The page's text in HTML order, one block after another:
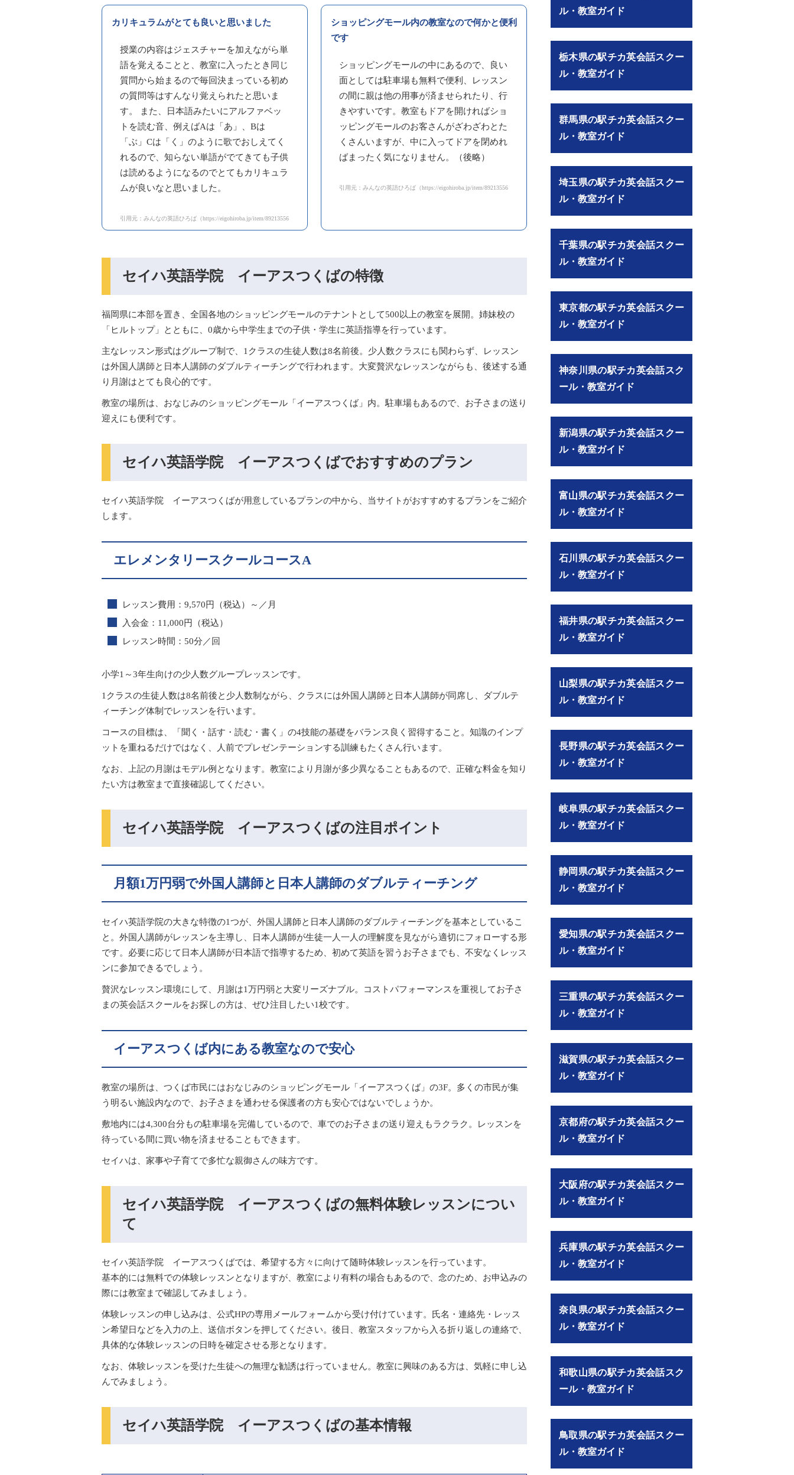
カリキュラムがとても良いと思いました
授業の内容はジェスチャーを加えながら単
語を覚えることと、教室に入ったとき同じ
質問から始まるので毎回決まっている初め
の質問等はすんなり覚えられたと思いま
す。 また、日本語みたいにアルファベッ
トを読む音、例えばAは「あ」、Bは
「ぶ」Cは「く」のように歌でおしえてく
れるので、知らない単語がでてきても子供
は読めるようになるのでとてもカリキュラ
ムが良いなと思いました。
引用元：みんなの英語ひろば（https://eigohiroba.jp/item/89213556）
ショッピングモール内の教室なので何かと便利
です
ショッピングモールの中にあるので、良い
面としては駐車場も無料で便利、レッスン
の間に親は他の用事が済ませられたり、行
きやすいです。教室もドアを開ければショ
ッピングモールのお客さんがざわざわとた
くさんいますが、中に入ってドアを閉めれ
ばまったく気になりません。（後略）
引用元：みんなの英語ひろば（https://eigohiroba.jp/item/89213556）
セイハ英語学院 イーアスつくばの特徴
福岡県に本部を置き、全国各地のショッピングモールのテナントとして500以上の教室を展開。姉妹校の
「ヒルトップ」とともに、0歳から中学生までの子供・学生に英語指導を行っています。
主なレッスン形式はグループ制で、1クラスの生徒人数は8名前後。少人数クラスにも関わらず、レッスン
は外国人講師と日本人講師のダブルティーチングで行われます。大変贅沢なレッスンながらも、後述する通
り月謝はとても良心的です。
教室の場所は、おなじみのショッピングモール「イーアスつくば」内。駐車場もあるので、お子さまの送り
迎えにも便利です。
セイハ英語学院 イーアスつくばでおすすめのプラン
セイハ英語学院 イーアスつくばが用意しているプランの中から、当サイトがおすすめするプランをご紹介
します。
エレメンタリースクールコースA
レッスン費用：9,570円（税込）～／月
入会金：11,000円（税込）
レッスン時間：50分／回
小学1～3年生向けの少人数グループレッスンです。
1クラスの生徒人数は8名前後と少人数制ながら、クラスには外国人講師と日本人講師が同席し、ダブルテ
ィーチング体制でレッスンを行います。
コースの目標は、「聞く・話す・読む・書く」の4技能の基礎をバランス良く習得すること。知識のインプ
ットを重ねるだけではなく、人前でプレゼンテーションする訓練もたくさん行います。
なお、上記の月謝はモデル例となります。教室により月謝が多少異なることもあるので、正確な料金を知り
たい方は教室まで直接確認してください。
セイハ英語学院 イーアスつくばの注目ポイント
月額1万円弱で外国人講師と日本人講師のダブルティーチング
セイハ英語学院の大きな特徴の1つが、外国人講師と日本人講師のダブルティーチングを基本としているこ
と。外国人講師がレッスンを主導し、日本人講師が生徒一人一人の理解度を見ながら適切にフォローする形
です。必要に応じて日本人講師が日本語で指導するため、初めて英語を習うお子さまでも、不安なくレッス
ンに参加できるでしょう。
贅沢なレッスン環境にして、月謝は1万円弱と大変リーズナブル。コストパフォーマンスを重視してお子さ
まの英会話スクールをお探しの方は、ぜひ注目したい1校です。
イーアスつくば内にある教室なので安心
教室の場所は、つくば市民にはおなじみのショッピングモール「イーアスつくば」の3F。多くの市民が集
う明るい施設内なので、お子さまを通わせる保護者の方も安心ではないでしょうか。
敷地内には4,300台分もの駐車場を完備しているので、車でのお子さまの送り迎えもラクラク。レッスンを
待っている間に買い物を済ませることもできます。
セイハは、家事や子育てで多忙な親御さんの味方です。
セイハ英語学院 イーアスつくばの無料体験レッスンについ
て
セイハ英語学院 イーアスつくばでは、希望する方々に向けて随時体験レッスンを行っています。
基本的には無料での体験レッスンとなりますが、教室により有料の場合もあるので、念のため、お申込みの
際には教室まで確認してみましょう。
体験レッスンの申し込みは、公式HPの専用メールフォームから受け付けています。氏名・連絡先・レッス
ン希望日などを入力の上、送信ボタンを押してください。後日、教室スタッフから入る折り返しの連絡で、
具体的な体験レッスンの日時を確定させる形となります。
なお、体験レッスンを受けた生徒への無理な勧誘は行っていません。教室に興味のある方は、気軽に申し込
んでみましょう。
セイハ英語学院 イーアスつくばの基本情報
ル・教室ガイド
栃木県の駅チカ英会話スクー
ル・教室ガイド
群馬県の駅チカ英会話スクー
ル・教室ガイド
埼玉県の駅チカ英会話スクー
ル・教室ガイド
千葉県の駅チカ英会話スクー
ル・教室ガイド
東京都の駅チカ英会話スクー
ル・教室ガイド
神奈川県の駅チカ英会話スク
ール・教室ガイド
新潟県の駅チカ英会話スクー
ル・教室ガイド
富山県の駅チカ英会話スクー
ル・教室ガイド
石川県の駅チカ英会話スクー
ル・教室ガイド
福井県の駅チカ英会話スクー
ル・教室ガイド
山梨県の駅チカ英会話スクー
ル・教室ガイド
長野県の駅チカ英会話スクー
ル・教室ガイド
岐阜県の駅チカ英会話スクー
ル・教室ガイド
静岡県の駅チカ英会話スクー
ル・教室ガイド
愛知県の駅チカ英会話スクー
ル・教室ガイド
三重県の駅チカ英会話スクー
ル・教室ガイド
滋賀県の駅チカ英会話スクー
ル・教室ガイド
京都府の駅チカ英会話スクー
ル・教室ガイド
大阪府の駅チカ英会話スクー
ル・教室ガイド
兵庫県の駅チカ英会話スクー
ル・教室ガイド
奈良県の駅チカ英会話スクー
ル・教室ガイド
和歌山県の駅チカ英会話スク
ール・教室ガイド
鳥取県の駅チカ英会話スクー
ル・教室ガイド